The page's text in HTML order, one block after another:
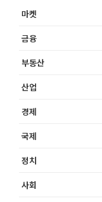
마켓
금융
부동산
산업
경제
국제
정치
사회